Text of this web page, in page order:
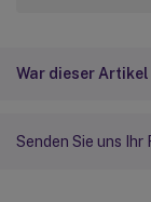
War dieser
Senden Sie uns Ihr